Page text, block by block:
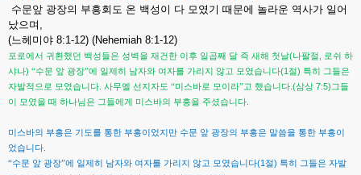
수문앞 광장의 부흥회도 온 백성이 다 모였기 때문에 놀라운 역사가 일어
났으며 ,
(느헤미야 8:1-12) (Nehemiah 8:1-12)
포로에서 귀환했던 백성들은 성벽을 재건한 이후 일곱째 달 즉 새해 첫날(나팔절 로쉬 하
샤나) “수문 앞 광장”에 일제히 남자와 여자를 가리지 않고 모였습니다(1 절) 특히
그들은
자발적으로
모였습니다 사무엘 선지자도 “미스바로 모이라”고 했습니다 .(삼상 7:5)그들
이
모였을 때 하나님은 그들에게 미스바의 부흥을 주셨습니다
미스바의 부흥은 기도를 통한 부흥이었지만 수문 앞 광장의 부흥은 말씀을 통한 부흥이
었습니다
“수문 앞 광장”에 일제히 남자와 여자를 가리지 않고 모였습니다(1 절) 특히 그들은 자발